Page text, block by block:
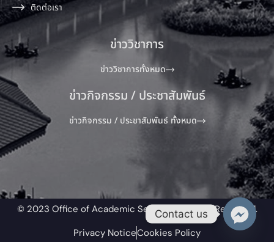
ติดต่อเรา
ข่าววิชาการ
ข่าววิชาการทั้งหมด
ข่าวกิจกรรม / ประชาสัมพันธ์
ข่าวกิจกรรม / ประชาสัมพันธ์ ทั้งหมด
© 2023 Office of Academic Service All Rights Reserved.​
Privacy NoticeCookies Policy
Contact us